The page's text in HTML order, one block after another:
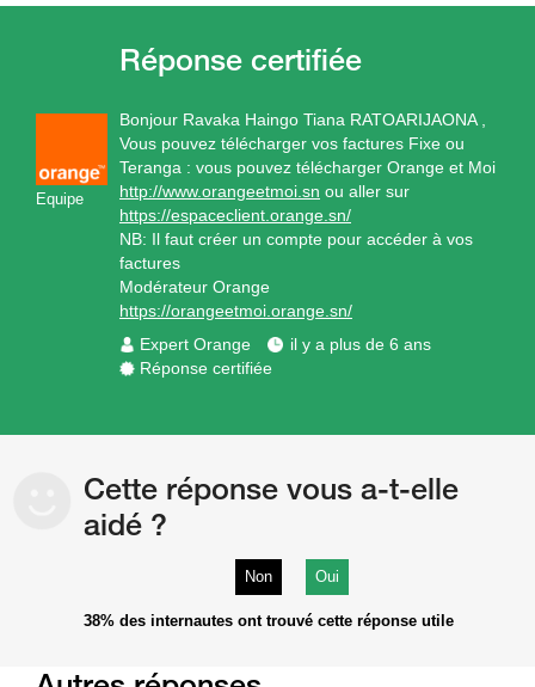
Equipe
Bonjour Ravaka Haingo Tiana RATOARIJAONA ,
Vous pouvez télécharger vos factures Fixe ou
Teranga : vous pouvez télécharger Orange et Moi
http://www.orangeetmoi.sn ou aller sur
https://espaceclient.orange.sn/
NB: Il faut créer un compte pour accéder à vos
factures
Modérateur Orange
https://orangeetmoi.orange.sn/
Expert Orange
il y a plus de 6 ans
Réponse certifiée
Cette réponse vous a-t-elle
aidé ?
Non Oui
38% des internautes ont trouvé cette réponse utile